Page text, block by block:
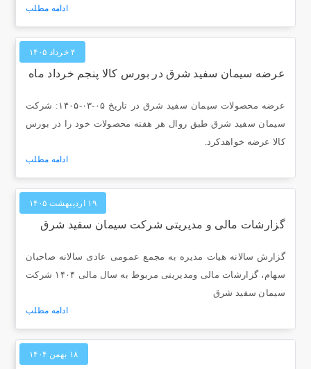
ادامه مطلب
۴ خرداد ۱۴۰۵
عرضه سیمان سفید شرق در بورس کالا پنجم خرداد ماه
عرضه محصولات سیمان سفید شرق در تاریخ ۰۵-۰۳-۱۴۰۵: شرکت
سیمان سفید شرق طبق روال هر هفته محصولات خود را در بورس
کالا عرضه خواهدکرد.
ادامه مطلب
۱۹ اردیبهشت ۱۴۰۵
گزارشات مالی و مدیریتی شرکت سیمان سفید شرق
گزارش سالانه هیات مدیره به مجمع عمومی عادی سالانه صاحبان
سهام، گزارشات مالی ومدیریتی مربوط به سال مالی ۱۴۰۴ شرکت
سیمان سفید شرق
ادامه مطلب
۱۸ بهمن ۱۴۰۴